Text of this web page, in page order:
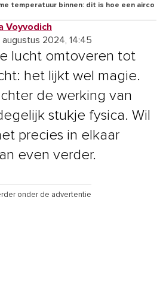
temperatuur binnen: dit is hoe een airco
Voyvodich
augustus 2024, 14:45
lucht omtoveren tot
het lijkt wel magie.
de werking van
stukje fysica. Wil
precies in elkaar
even verder.
onder de advertentie